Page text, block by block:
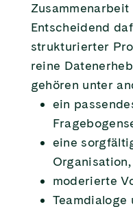
Zusammenarbeit
Entscheidend
strukturierter
reine
gehören unter
ein
eine
Organisation,
moderierte
Teamdialoge